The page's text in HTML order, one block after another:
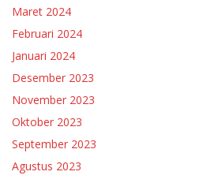
Maret 2024
Februari 2024
Januari 2024
Desember 2023
November 2023
Oktober 2023
September 2023
Agustus 2023